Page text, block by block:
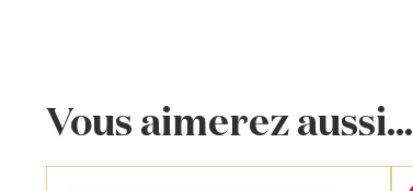
Vous aimerez aussi...